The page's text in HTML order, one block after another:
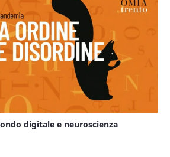
digitale e neuroscienza